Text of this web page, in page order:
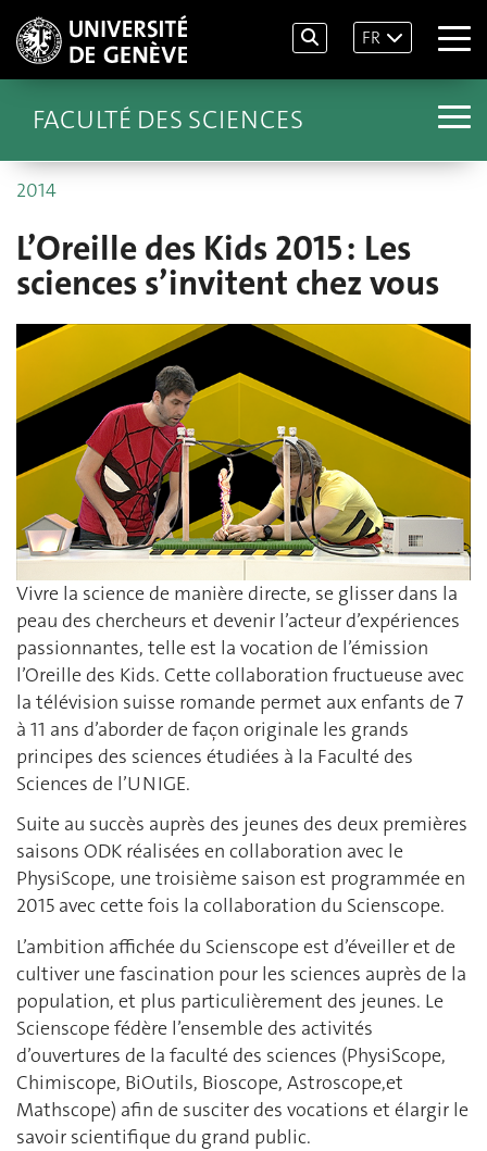
FR
FACULTÉ DES SCIENCES
2014
L’Oreille des Kids 2015 : Les
sciences s’invitent chez vous
Vivre la science de manière directe, se glisser dans la
peau des chercheurs et devenir l’acteur d’expériences
passionnantes, telle est la vocation de l’émission
l’Oreille des Kids. Cette collaboration fructueuse avec
la télévision suisse romande permet aux enfants de 7
à 11 ans d’aborder de façon originale les grands
principes des sciences étudiées à la Faculté des
Sciences de l’UNIGE.
Suite au succès auprès des jeunes des deux premières
saisons ODK réalisées en collaboration avec le
PhysiScope, une troisième saison est programmée en
2015 avec cette fois la collaboration du Scienscope.
L’ambition affichée du Scienscope est d’éveiller et de
cultiver une fascination pour les sciences auprès de la
population, et plus particulièrement des jeunes. Le
Scienscope fédère l’ensemble des activités
d’ouvertures de la faculté des sciences (PhysiScope,
Chimiscope, BiOutils, Bioscope, Astroscope,et
Mathscope) afin de susciter des vocations et élargir le
savoir scientifique du grand public.